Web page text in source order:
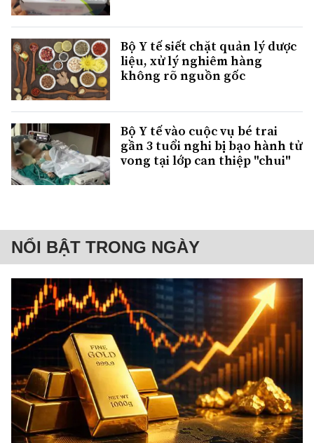
Bộ Y tế siết chặt quản lý dược
liệu, xử lý nghiêm hàng
không rõ nguồn gốc
Bộ Y tế vào cuộc vụ bé trai
gần 3 tuổi nghi bị bạo hành tử
vong tại lớp can thiệp "chui"
NỔI BẬT TRONG NGÀY